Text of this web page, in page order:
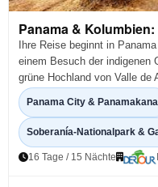
Panama &
Ihre Reise beginnt in
einem Besuch der indigenen
grüne Hochland von Valle de
Panama City &
Soberanía-Nationalpark &
16 Tage / 15 Nächte